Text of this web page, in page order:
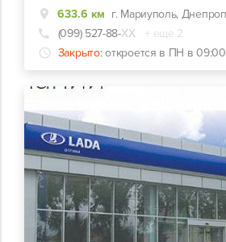
633.6 км
(099) 527-88-ХХ
+ еще 2
Закрыто: откроется в ПН в 09:00